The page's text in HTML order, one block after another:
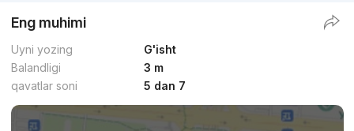
Eng muhimi
Uyni yozing
G'isht
Balandligi
3 m
qavatlar soni
5 dan 7